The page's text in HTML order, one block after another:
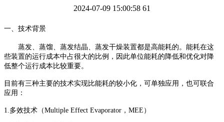
2024-07-09 15:00:58 61
一、技术背景
蒸发、蒸馏、蒸发结晶、蒸发干燥装置都是高能耗的。能耗在这
些装置的运行成本中占很大的比例，因此单位能耗的降低和优化对降
低整个运行成本比较重要。
目前有三种主要的技术实现比能耗的较小化，可单独应用，也可联合
应用：
1.多效技术（Multiple Effect Evaporator，MEE）